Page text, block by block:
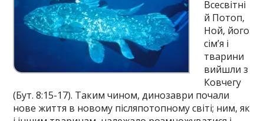
Всесвітні
й Потоп,
Ной, його
сім’я і
тварини
вийшли з
Ковчегу
(Бут. 8:15-17). Таким чином, динозаври почали
нове життя в новому післяпотопному світі; ним, як